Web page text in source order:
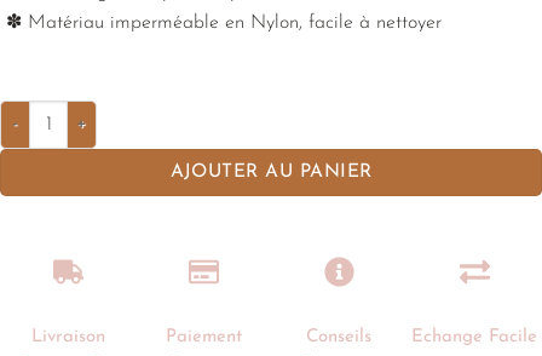
✽ Matériau imperméable en Nylon, facile à nettoyer
AJOUTER AU PANIER
Livraison
Paiement
Conseils
Echange Facile